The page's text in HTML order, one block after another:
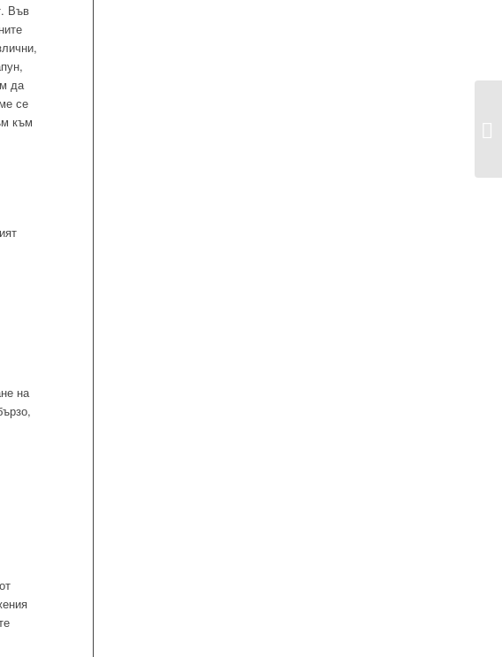
Във
да
се
към
на